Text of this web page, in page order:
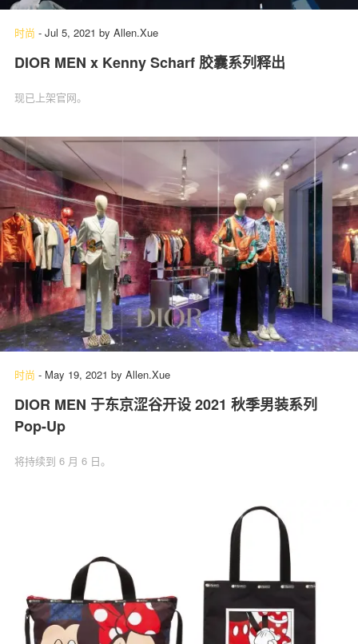
时尚 - Jul 5, 2021 by Allen.Xue
DIOR MEN x Kenny Scharf 胶囊系列释出
现已上架官网。
时尚 - May 19, 2021 by Allen.Xue
DIOR MEN 于东京涩谷开设 2021 秋季男装系列
Pop-Up
将持续到 6 月 6 日。